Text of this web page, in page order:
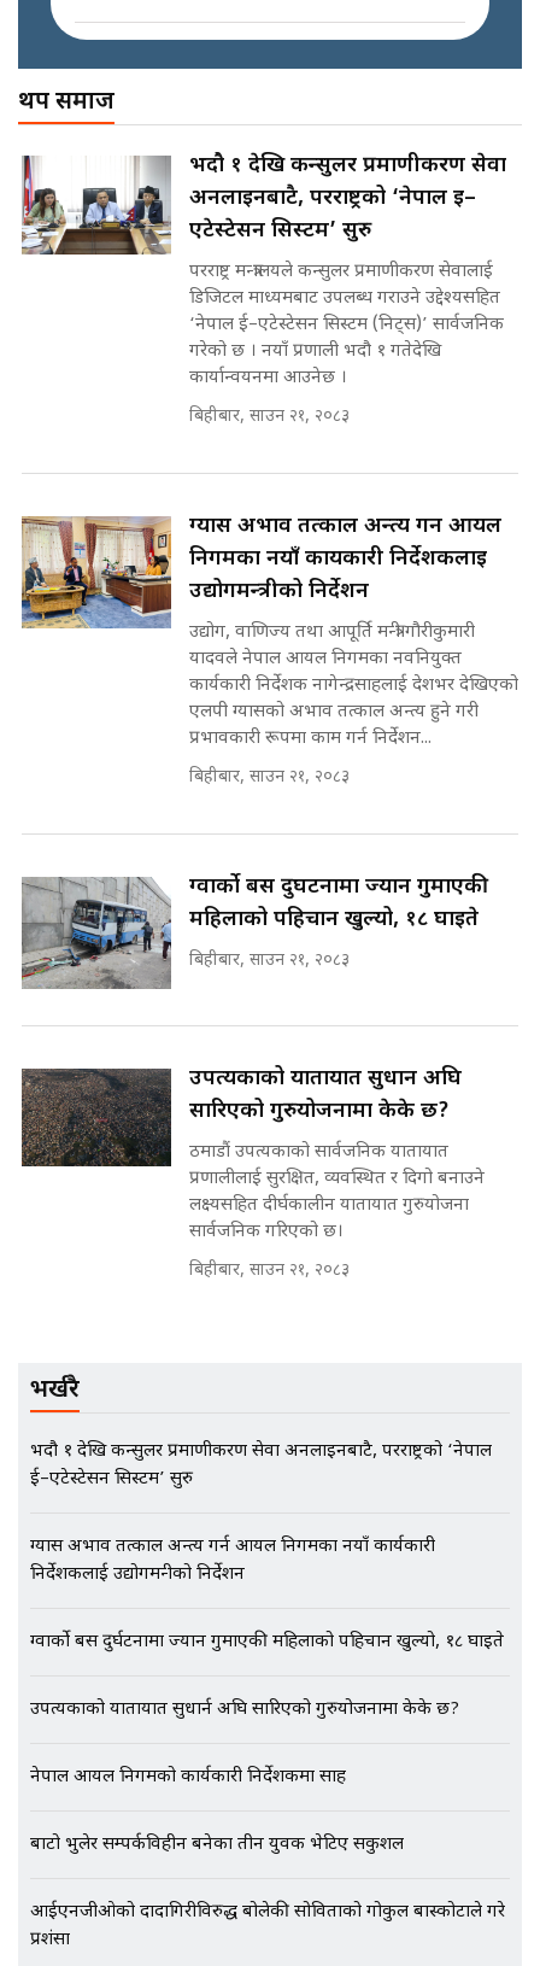
छैन खाली बेड || SIDHAKURA ||
इनड्राइभ || SIDHAKURA ||
राष्ट्रिय सवालमा ९ दल एकजुट ||
Prachanda, Rabi, Gagan Stand
on the Same Page ||
SIDHAKURA ||
सहकारी पीडितसँग मन्त्री प्रतिभा रावलले
भनिन्–साथ दिनुहोस्, दबाब होइन ||
Sidhakura || Pratibha Rawal
कहिले बन्ला चक्रपथ ? विस्तार कार्यमा
किन भइरहेछ ढिलाइ ?The Ring Road
Expansion Dilemma |
SIDHAKURA |
पटकपटक भावुक बने गृहमन्त्री सुदन
SIDHAKURA
पोप्पोको पासोः कमाउने लोभमा घरबार नै
उठिबास | The Dark Side of
'Poppo Live'-SIDHAKURA
INVESTIGATION
मन्त्री आउने बित्तिकै सुरु भएको थियो
घुसको डिल || Raj Kumar Gupta ||
SIDHAKURA ||
घुसको डिल गर्ने मन्त्रीकाे राजिनामा,
भूमिसुधार मन्त्रीलाई जोगाइदै ! ||
SIDHAKURA ||
७८ लाख घुस खाने मन्त्री ! जोगाउने
प्रधानमन्त्री ? || SIDHAKURA ||
SIDHAKURA INVESTIGATION
||
SIDHAKURA |
||
मन्त्रीले घुस डिल गरेको अडियो ! दुई झोला
नोट मन्त्रीलाई घुस | SIDHAKURA |
SIDHAKURA INVESTIGATION |
EXCLUSIVE - भिजिट भिसामा सेटिङको
गायब || Everest Hospital
थप समाज
भदौ १ देखि कन्सुलर प्रमाणीकरण सेवा
अनलाइनबाटै, परराष्ट्रको ‘नेपाल ई–
एटेस्टेसन सिस्टम’ सुरु
परराष्ट्र मन्त्रालयले कन्सुलर प्रमाणीकरण सेवालाई
डिजिटल माध्यमबाट उपलब्ध गराउने उद्देश्यसहित
‘नेपाल ई–एटेस्टेसन सिस्टम (निट्स)’ सार्वजनिक
गरेको छ । नयाँ प्रणाली भदौ १ गतेदेखि
कार्यान्वयनमा आउनेछ ।
बिहीबार, साउन २१, २०८३
ग्यास अभाव तत्काल अन्त्य गर्न आयल
निगमका नयाँ कार्यकारी निर्देशकलाई
उद्योगमन्त्रीको निर्देशन
उद्योग, वाणिज्य तथा आपूर्ति मन्त्री गौरीकुमारी
यादवले नेपाल आयल निगमका नवनियुक्त
कार्यकारी निर्देशक नागेन्द्रसाहलाई देशभर देखिएको
एलपी ग्यासको अभाव तत्काल अन्त्य हुने गरी
प्रभावकारी रूपमा काम गर्न निर्देशन...
बिहीबार, साउन २१, २०८३
ग्वार्को बस दुर्घटनामा ज्यान गुमाएकी
महिलाको पहिचान खुल्यो, १८ घाइते
बिहीबार, साउन २१, २०८३
उपत्यकाको यातायात सुधार्न अघि
सारिएको गुरुयोजनामा केके छ?
ठमाडौं उपत्यकाको सार्वजनिक यातायात
प्रणालीलाई सुरक्षित, व्यवस्थित र दिगो बनाउने
लक्ष्यसहित दीर्घकालीन यातायात गुरुयोजना
सार्वजनिक गरिएको छ।
बिहीबार, साउन २१, २०८३
भर्खरै
भदौ १ देखि कन्सुलर प्रमाणीकरण सेवा अनलाइनबाटै, परराष्ट्रको ‘नेपाल
ई–एटेस्टेसन सिस्टम’ सुरु
ग्यास अभाव तत्काल अन्त्य गर्न आयल निगमका नयाँ कार्यकारी
निर्देशकलाई उद्योगमन्त्रीको निर्देशन
ग्वार्को बस दुर्घटनामा ज्यान गुमाएकी महिलाको पहिचान खुल्यो, १८ घाइते
उपत्यकाको यातायात सुधार्न अघि सारिएको गुरुयोजनामा केके छ?
नेपाल आयल निगमको कार्यकारी निर्देशकमा साह
बाटो भुलेर सम्पर्कविहीन बनेका तीन युवक भेटिए सकुशल
आईएनजीओको दादागिरीविरुद्ध बोलेकी सोविताको गोकुल बास्कोटाले गरे
प्रशंसा